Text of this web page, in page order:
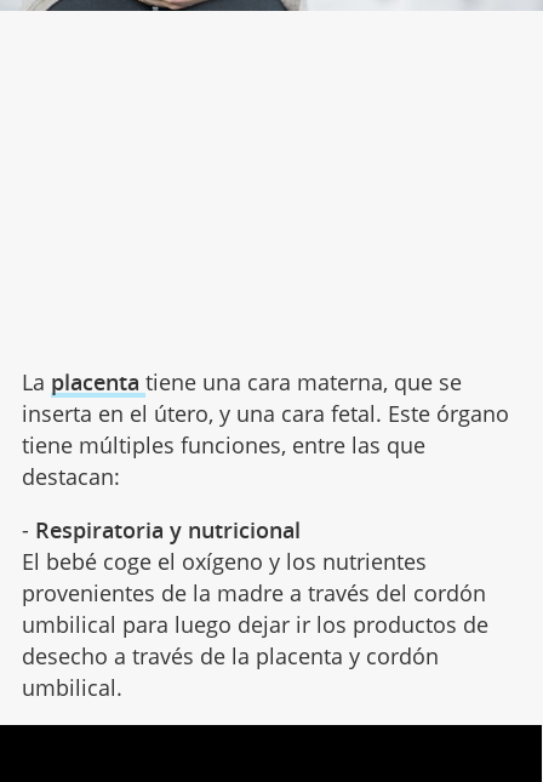
La placenta tiene una cara materna, que se
inserta en el útero, y una cara fetal. Este órgano
tiene múltiples funciones, entre las que
destacan:
- Respiratoria y nutricional
El bebé coge el oxígeno y los nutrientes
provenientes de la madre a través del cordón
umbilical para luego dejar ir los productos de
desecho a través de la placenta y cordón
umbilical.